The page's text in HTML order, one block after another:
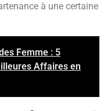
à une certaine
Femme : 5
Affaires en